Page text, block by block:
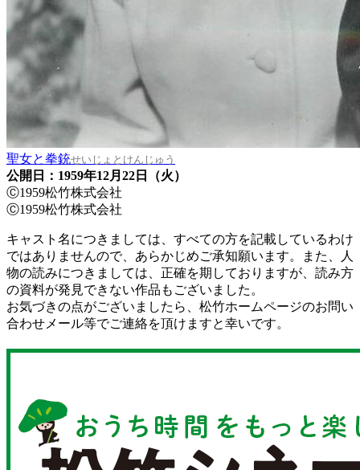
聖女と拳銃せいじょとけんじゅう
公開日：1959年12月22日（火）
Ⓒ1959松竹株式会社
Ⓒ1959松竹株式会社
キャスト名につきましては、すべての方を記載しているわけ
ではありませんので、あらかじめご承知願います。また、人
物の読みにつきましては、正確を期しておりますが、読み方
の資料が発見できない作品もございました。
お気づきの点がございましたら、松竹ホームページのお問い
合わせメール等でご連絡を頂けますと幸いです。